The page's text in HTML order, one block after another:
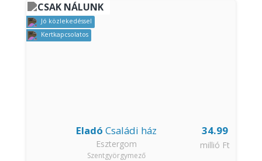
CSAK NÁLUNK
Jó közlekedéssel
Kertkapcsolatos
34.99
millió Ft
Eladó Családi ház
Esztergom
Szentgyörgymező